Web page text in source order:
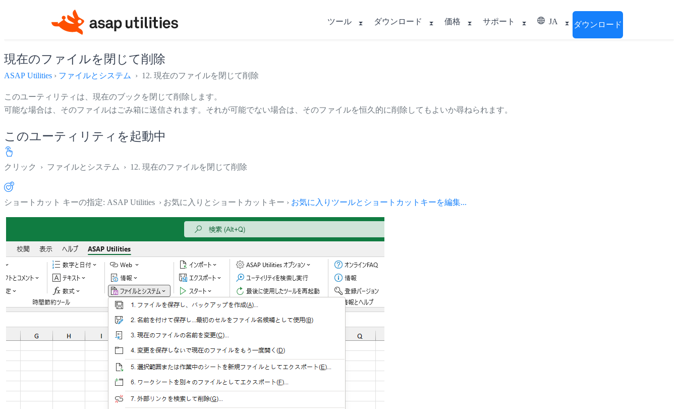
ツール ダウンロード 価格 サポート JA ダウンロード
現在のファイルを閉じて削除
ASAP Utilities › ファイルとシステム › 12. 現在のファイルを閉じて削除
このユーティリティは、現在のブックを閉じて削除します。
可能な場合は、そのファイルはごみ箱に送信されます。それが可能でない場合は、そのファイルを恒久的に削除してもよいか尋ねられます。
このユーティリティを起動中
クリック › ファイルとシステム › 12. 現在のファイルを閉じて削除
ショートカット キーの指定: ASAP Utilities › お気に入りとショートカットキー › お気に入りツールとショートカットキーを編集...